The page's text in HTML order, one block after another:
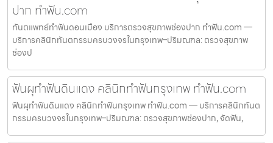
ปาก ทำฟัน.com
ทันตแพทย์ทำฟันดอนเมือง บริการตรวจสุขภาพช่องปาก ทำฟัน.com —
บริการคลินิกทันตกรรมครบวงจรในกรุงเทพ–ปริมณฑล: ตรวจสุขภาพ
ช่องป
ฟันผุทำฟันดินแดง คลินิกทำฟันกรุงเทพ ทำฟัน.com
ฟันผุทำฟันดินแดง คลินิกทำฟันกรุงเทพ ทำฟัน.com — บริการคลินิกทันต
กรรมครบวงจรในกรุงเทพ–ปริมณฑล: ตรวจสุขภาพช่องปาก, จัดฟัน,